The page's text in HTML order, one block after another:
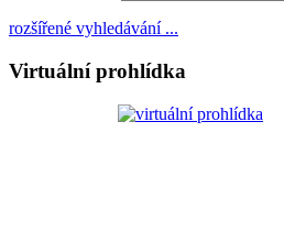
rozšířené vyhledávání ...
Virtuální prohlídka